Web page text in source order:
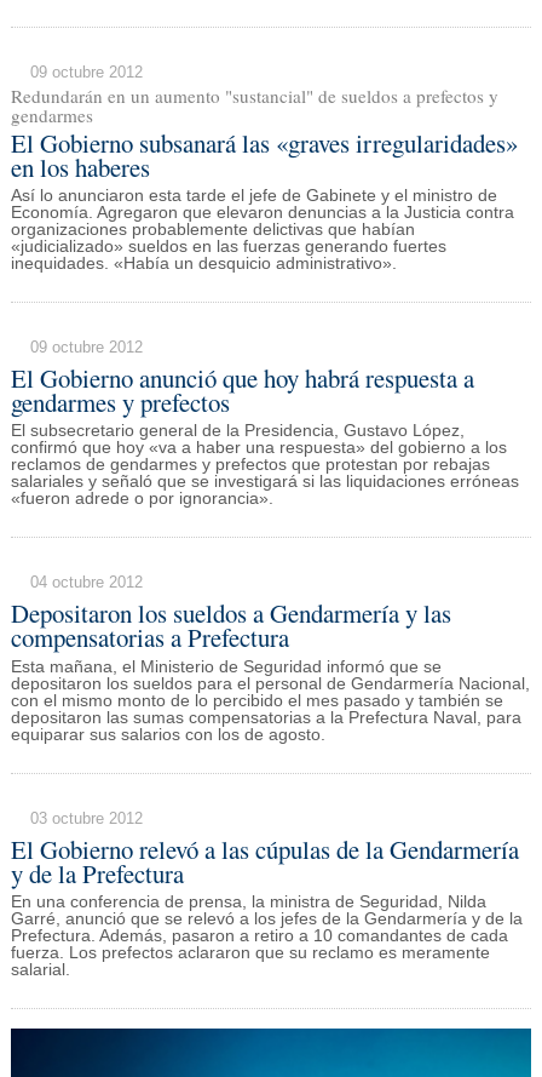
09 octubre 2012
Redundarán en un aumento "sustancial" de sueldos a prefectos y
gendarmes
El Gobierno subsanará las «graves irregularidades»
en los haberes
Así lo anunciaron esta tarde el jefe de Gabinete y el ministro de
Economía. Agregaron que elevaron denuncias a la Justicia contra
organizaciones probablemente delictivas que habían
«judicializado» sueldos en las fuerzas generando fuertes
inequidades. «Había un desquicio administrativo».
09 octubre 2012
El Gobierno anunció que hoy habrá respuesta a
gendarmes y prefectos
El subsecretario general de la Presidencia, Gustavo López,
confirmó que hoy «va a haber una respuesta» del gobierno a los
reclamos de gendarmes y prefectos que protestan por rebajas
salariales y señaló que se investigará si las liquidaciones erróneas
«fueron adrede o por ignorancia».
04 octubre 2012
Depositaron los sueldos a Gendarmería y las
compensatorias a Prefectura
Esta mañana, el Ministerio de Seguridad informó que se
depositaron los sueldos para el personal de Gendarmería Nacional,
con el mismo monto de lo percibido el mes pasado y también se
depositaron las sumas compensatorias a la Prefectura Naval, para
equiparar sus salarios con los de agosto.
03 octubre 2012
El Gobierno relevó a las cúpulas de la Gendarmería
y de la Prefectura
En una conferencia de prensa, la ministra de Seguridad, Nilda
Garré, anunció que se relevó a los jefes de la Gendarmería y de la
Prefectura. Además, pasaron a retiro a 10 comandantes de cada
fuerza. Los prefectos aclararon que su reclamo es meramente
salarial.